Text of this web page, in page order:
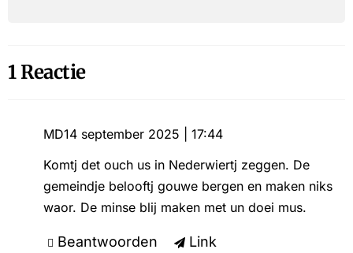
1 Reactie
MD14 september 2025 | 17:44
Komtj det ouch us in Nederwiertj zeggen. De
gemeindje belooftj gouwe bergen en maken niks
waor. De minse blij maken met un doei mus.
Beantwoorden Link